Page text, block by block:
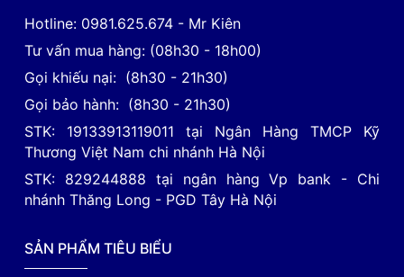
Hotline: 0981.625.674 - Mr Kiên
Tư vấn mua hàng: (08h30 - 18h00)
Gọi khiếu nại: (8h30 - 21h30)
Gọi bảo hành: (8h30 - 21h30)
STK: 19133913119011 tại Ngân Hàng TMCP Kỹ
Thương Việt Nam chi nhánh Hà Nội
STK: 829244888 tại ngân hàng Vp bank - Chi
nhánh Thăng Long - PGD Tây Hà Nội
SẢN PHẨM TIÊU BIỂU